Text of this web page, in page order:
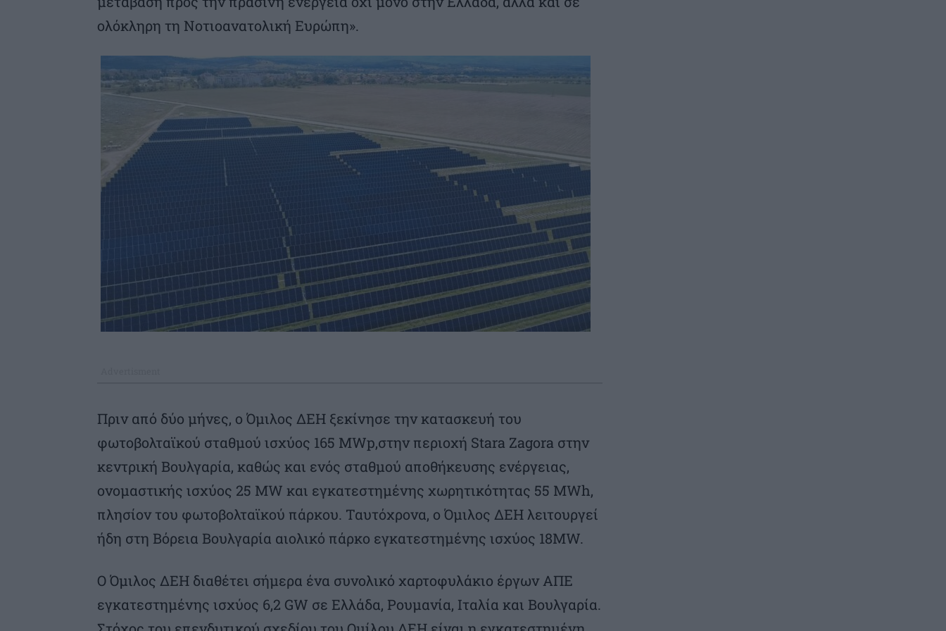
ολόκληρη τη Νοτιοανατολική Ευρώπη».
Πριν από δύο μήνες, ο Όμιλος ΔΕΗ ξεκίνησε την κατασκευή του
φωτοβολταϊκού σταθμού ισχύος 165 MWp,στην περιοχή Stara Zagora στην
κεντρική Βουλγαρία, καθώς και ενός σταθμού αποθήκευσης ενέργειας,
ονομαστικής ισχύος 25 MW και εγκατεστημένης χωρητικότητας 55 MWh,
πλησίον του φωτοβολταϊκού πάρκου. Ταυτόχρονα, ο Όμιλος ΔΕΗ λειτουργεί
ήδη στη Βόρεια Βουλγαρία αιολικό πάρκο εγκατεστημένης ισχύος 18MW.
O Όμιλος ΔΕΗ διαθέτει σήμερα ένα συνολικό χαρτοφυλάκιο έργων ΑΠΕ
εγκατεστημένης ισχύος 6,2 GW σε Ελλάδα, Ρουμανία, Ιταλία και Βουλγαρία.